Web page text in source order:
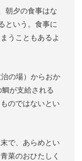
朝夕の食事はな
という。食事に
うこともあるよ
の場）からおか
が支給される
のではないとい
で、あらめとい
菜のおひたしく